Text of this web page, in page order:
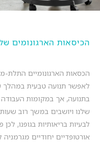
הכיסאות הארגונומים
הכסאות הארגונומיים התלת-
לאפשר תנועה טבעית במהלך
בתנועה, אך במקומות
שלנו ויושבים במשך רוב
לבעיות בריאותיות בגופנו,
אורטופדיים יחודיים מגרמניה